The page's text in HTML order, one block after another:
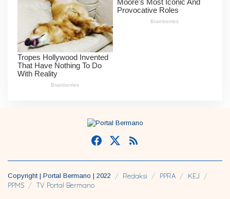
Copyright | Portal Bermano | 2022 Redaksi PPRA
KEJ
PPMS
TV Portal Bermano